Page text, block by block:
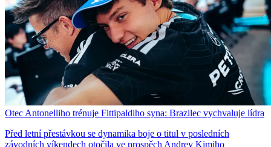
Otec Antonelliho trénuje Fittipaldiho syna: Brazilec vychvaluje lídra
Před letní přestávkou se dynamika boje o titul v posledních
závodních víkendech otočila ve prospěch Andrey Kimiho